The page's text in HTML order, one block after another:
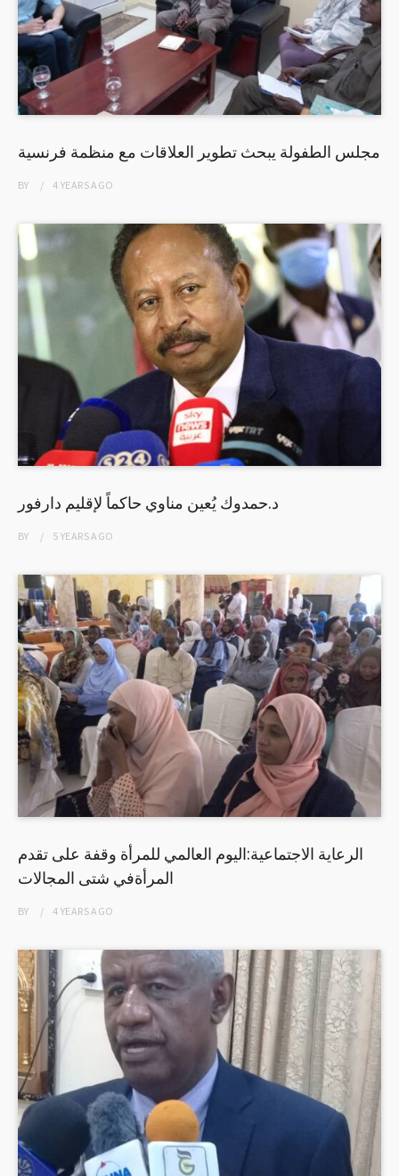
مجلس الطفولة يبحث تطوير العلاقات مع منظمة فرنسية
BY 4 YEARSAGO
د.حمدوك يُعين مناوي حاكماً لإقليم دارفور
BY 5 YEARSAGO
الرعاية الاجتماعية:اليوم العالمي للمرأة وقفة على تقدم
المرأةفي شتى المجالات
BY 4 YEARSAGO